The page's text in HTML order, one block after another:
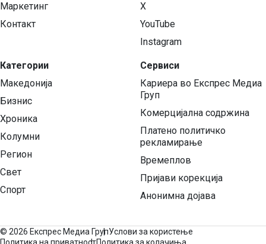
Маркетинг
Контакт
Категории
Македонија
Бизнис
Хроника
Колумни
Регион
Свет
Спорт
X
YouTube
Instagram
Сервиси
Кариера во Експрес Медиа
Груп
Комерцијална содржина
Платено политичко
рекламирање
Времеплов
Пријави корекција
Анонимна дојава
© 2026 Експрес Медиа ГрупУслови за користење